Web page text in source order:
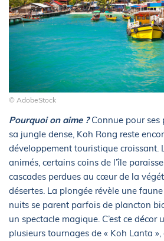
© AdobeStock
Pourquoi on aime ?Connue pour ses
sa jungle dense, Koh Rong reste
développement touristique croissant.
animés, certains coins de l’île
cascades perdues au cœur de la
désertes. La plongée révèle une
nuits se parent parfois de plancton
un spectacle magique. C’est ce
plusieurs tournages de « Koh Lanta